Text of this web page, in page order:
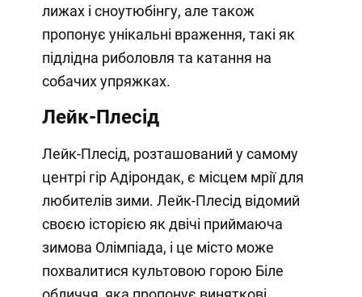
лижах і сноутюбінгу, але також
пропонує унікальні враження, такі як
підлідна риболовля та катання на
собачих упряжках.
Лейк-Плесід
Лейк-Плесід, розташований у самому
центрі гір Адірондак, є місцем мрії для
любителів зими. Лейк-Плесід відомий
своєю історією як двічі приймаюча
зимова Олімпіада, і це місто може
похвалитися культовою горою Біле